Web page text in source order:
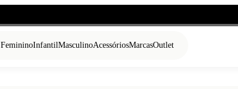
FemininoInfantilMasculinoAcessóriosMarcasOutlet